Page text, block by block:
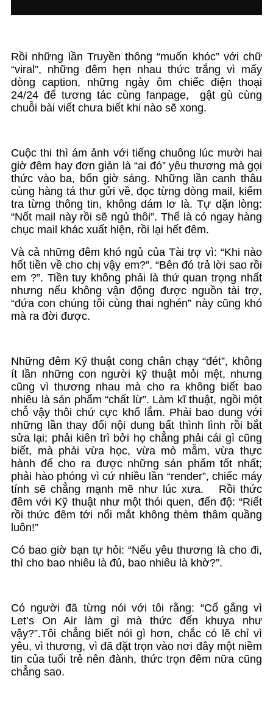
Rồi những lần Truyền thông “muốn khóc” với chữ
“viral”, những đêm hẹn nhau thức trắng vì mấy
dòng caption, những ngày ôm chiếc điện thoại
24/24 để tương tác cùng fanpage, gật gù cùng
chuỗi bài viết chưa biết khi nào sẽ xong.
Cuộc thi thì ám ảnh với tiếng chuông lúc mười hai
giờ đêm hay đơn giản là “ai đó” yêu thương mà gọi
thức vào ba, bốn giờ sáng. Những lần canh thâu
cùng hàng tá thư gửi về, đọc từng dòng mail, kiểm
tra từng thông tin, không dám lơ là. Tự dặn lòng:
“Nốt mail này rồi sẽ ngủ thôi”. Thế là có ngay hàng
chục mail khác xuất hiện, rồi lại hết đêm.
Và cả những đêm khó ngủ của Tài trợ vì: “Khi nào
hốt tiền về cho chị vậy em?”. “Bên đó trả lời sao rồi
em ?”. Tiền tuy không phải là thứ quan trọng nhất
nhưng nếu không vận động được nguồn tài trợ,
“đứa con chúng tôi cùng thai nghén” này cũng khó
mà ra đời được.
Những đêm Kỹ thuật cong chân chạy “đét”, không
ít lần những con người kỹ thuật mỏi mệt, nhưng
cũng vì thương nhau mà cho ra không biết bao
nhiêu là sản phẩm “chất lừ”. Làm kĩ thuật, ngồi một
chỗ vậy thôi chứ cực khổ lắm. Phải bao dung với
những lần thay đổi nội dung bất thình lình rồi bắt
sửa lại; phải kiên trì bởi họ chẳng phải cái gì cũng
biết, mà phải vừa học, vừa mò mẫm, vừa thực
hành để cho ra được những sản phẩm tốt nhất;
phải hào phóng vì cứ nhiều lần “render”, chiếc máy
tính sẽ chẳng mạnh mẽ như lúc xưa. Rồi thức
đêm với Kỹ thuật như một thói quen, đến độ: “Riết
rồi thức đêm tới nổi mắt không thèm thâm quầng
luôn!”
Có bao giờ bạn tự hỏi: “Nếu yêu thương là cho đi,
thì cho bao nhiêu là đủ, bao nhiêu là khờ?”.
Có người đã từng nói với tôi rằng: “Cố gắng vì
Let’s On Air làm gì mà thức đến khuya như
vậy?”.Tôi chẳng biết nói gì hơn, chắc có lẽ chỉ vì
yêu, vì thương, vì đã đặt trọn vào nơi đây một niềm
tin của tuổi trẻ nên đành, thức trọn đêm nữa cũng
chẳng sao.